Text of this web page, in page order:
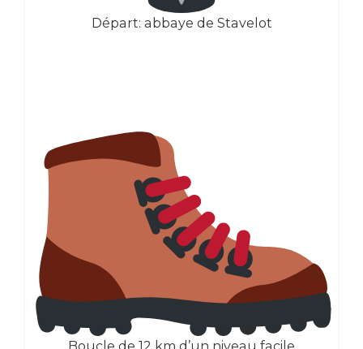
Départ: abbaye de Stavelot
Boucle de 12 km d’un niveau facile